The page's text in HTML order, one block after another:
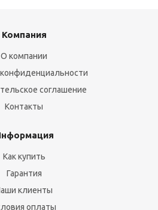
Компания
О компании
соглашение
Контакты
Как купить
Гарантия
клиенты
оплаты